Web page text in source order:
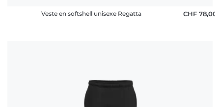
Veste en softshell unisexe Regatta CHF 78,00